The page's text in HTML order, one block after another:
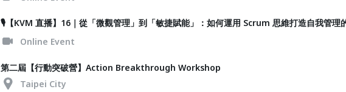
🎙️【KVM 直播】16｜從「微觀管理」到「敏捷賦能」：如何運用 Scrum 思維打造自我管理
Online Event
第二屆【行動突破營】Action Breakthrough Workshop
Taipei City